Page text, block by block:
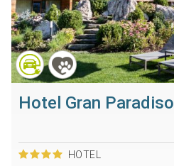
Hotel Gran Paradiso
HOTEL